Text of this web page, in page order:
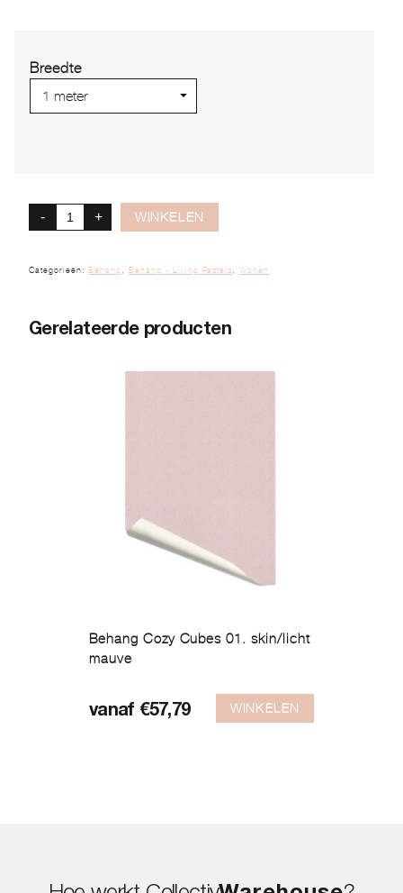
Breedte
- + WINKELEN
Categorieën: Behang Behang - Living Pastels ,Wonen
Gerelateerde producten
Behang Cozy Cubes 01. skin/licht
mauve
vanaf€57,79 WINKELEN
product
heeft
productpagina